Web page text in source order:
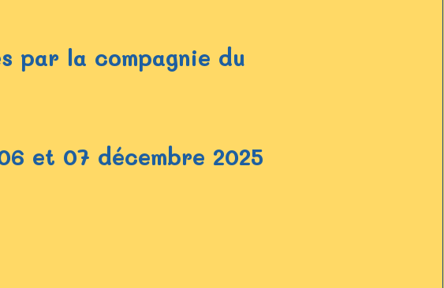
par la compagnie du
photos sur le thème 'la main' : 06 et 07 décembre 2025